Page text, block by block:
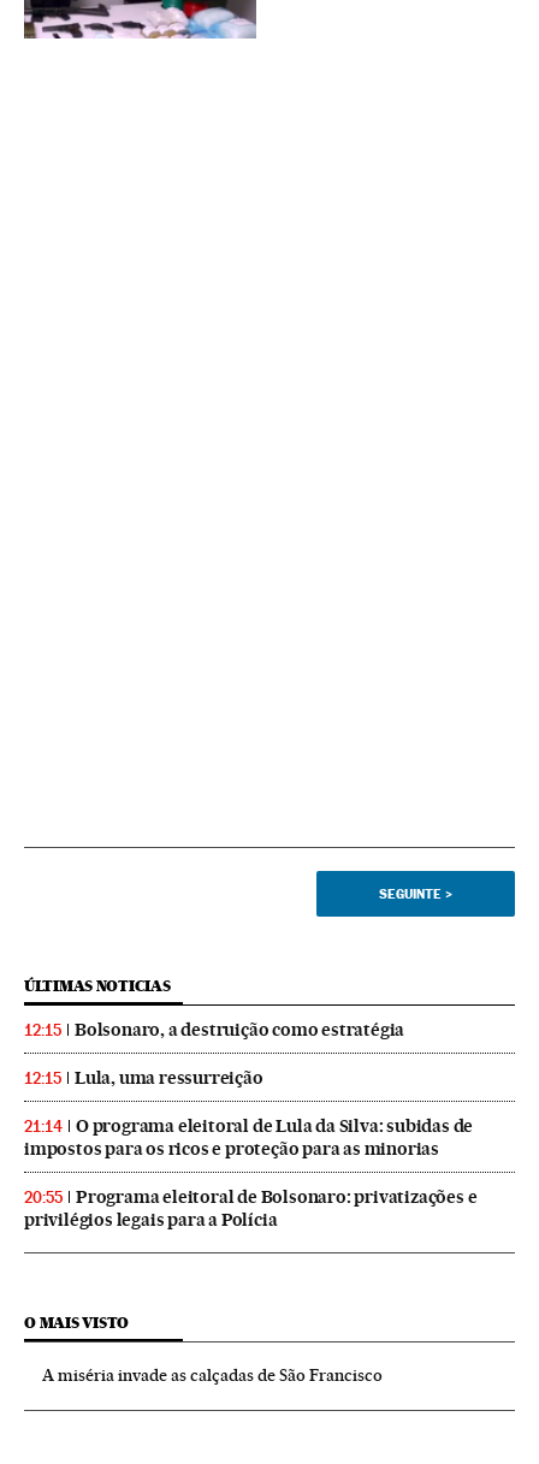
SEGUINTE >
ÚLTIMAS NOTICIAS
12:15 Bolsonaro, a destruição como estratégia
12:15 Lula, uma ressurreição
21:14
O programa eleitoral de Lula da Silva: subidas de
impostos para os ricos e proteção para as minorias
20:55
Programa eleitoral de Bolsonaro: privatizações e
privilégios legais para a Polícia
O MAIS VISTO
A miséria invade as calçadas de São Francisco